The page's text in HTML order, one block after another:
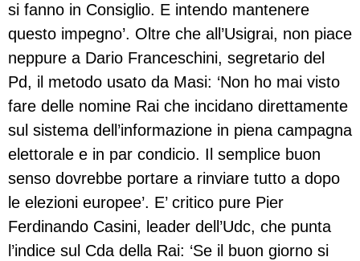
si fanno in Consiglio. E intendo mantenere
questo impegno’. Oltre che all’Usigrai, non piace
neppure a Dario Franceschini, segretario del
Pd, il metodo usato da Masi: ‘Non ho mai visto
fare delle nomine Rai che incidano direttamente
sul sistema dell’informazione in piena campagna
elettorale e in par condicio. Il semplice buon
senso dovrebbe portare a rinviare tutto a dopo
le elezioni europee’. E’ critico pure Pier
Ferdinando Casini, leader dell’Udc, che punta
l’indice sul Cda della Rai: ‘Se il buon giorno si